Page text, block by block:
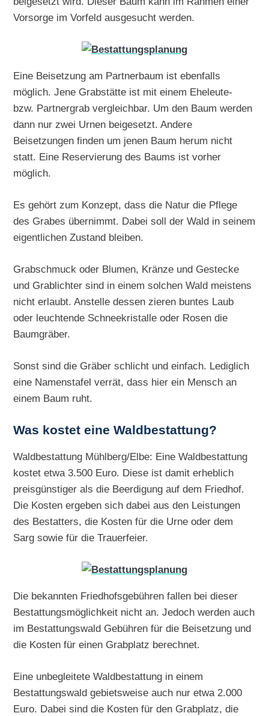
Vorsorge im Vorfeld ausgesucht werden.
Eine Beisetzung am Partnerbaum ist ebenfalls
möglich. Jene Grabstätte ist mit einem Eheleute-
bzw. Partnergrab vergleichbar. Um den Baum werden
dann nur zwei Urnen beigesetzt. Andere
Beisetzungen finden um jenen Baum herum nicht
statt. Eine Reservierung des Baums ist vorher
möglich.
Es gehört zum Konzept, dass die Natur die Pflege
des Grabes übernimmt. Dabei soll der Wald in seinem
eigentlichen Zustand bleiben.
Grabschmuck oder Blumen, Kränze und Gestecke
und Grablichter sind in einem solchen Wald meistens
nicht erlaubt. Anstelle dessen zieren buntes Laub
oder leuchtende Schneekristalle oder Rosen die
Baumgräber.
Sonst sind die Gräber schlicht und einfach. Lediglich
eine Namenstafel verrät, dass hier ein Mensch an
einem Baum ruht.
Was kostet eine Waldbestattung?
Waldbestattung Mühlberg/Elbe: Eine Waldbestattung
kostet etwa 3.500 Euro. Diese ist damit erheblich
preisgünstiger als die Beerdigung auf dem Friedhof.
Die Kosten ergeben sich dabei aus den Leistungen
des Bestatters, die Kosten für die Urne oder dem
Sarg sowie für die Trauerfeier.
Die bekannten Friedhofsgebühren fallen bei dieser
Bestattungsmöglichkeit nicht an. Jedoch werden auch
im Bestattungswald Gebühren für die Beisetzung und
die Kosten für einen Grabplatz berechnet.
Eine unbegleitete Waldbestattung in einem
Bestattungswald gebietsweise auch nur etwa 2.000
Euro. Dabei sind die Kosten für den Grabplatz, die